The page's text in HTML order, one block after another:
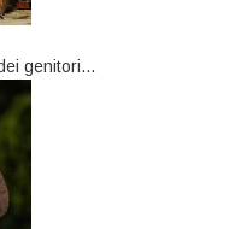
genitori…